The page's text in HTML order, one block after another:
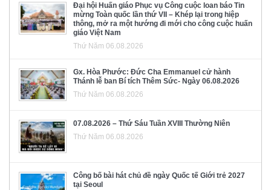
Đại hội Huấn giáo Phục vụ Công cuộc loan báo Tin
mừng Toàn quốc lần thứ VII – Khép lại trong hiệp
thông, mở ra một hướng đi mới cho công cuộc huấn
giáo Việt Nam
Thứ Năm 06.08.2026
Gx. Hòa Phước: Đức Cha Emmanuel cử hành
Thánh lễ ban Bí tích Thêm Sức- Ngày 06.08.2026
Thứ Năm 06.08.2026
07.08.2026 – Thứ Sáu Tuần XVIII Thường Niên
Thứ Năm 06.08.2026
Công bố bài hát chủ đề ngày Quốc tế Giới trẻ 2027
tại Seoul